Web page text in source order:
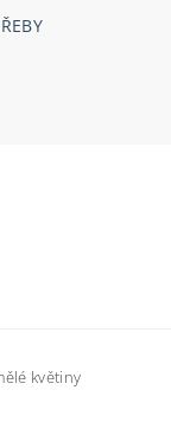
květiny